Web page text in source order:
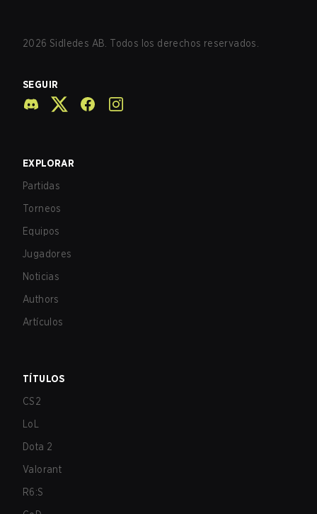
2026 Sidledes AB. Todos los derechos reservados.
SEGUIR
EXPLORAR
Partidas
Torneos
Equipos
Jugadores
Noticias
Authors
Artículos
TÍTULOS
CS2
LoL
Dota 2
Valorant
R6:S